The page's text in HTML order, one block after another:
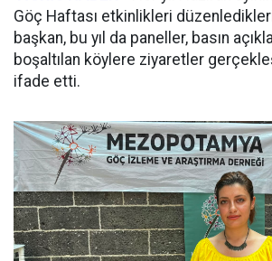
Göç Haftası etkinlikleri
başkan, bu yıl da paneller, basın
boşaltılan köylere ziyaretler
ifade etti.